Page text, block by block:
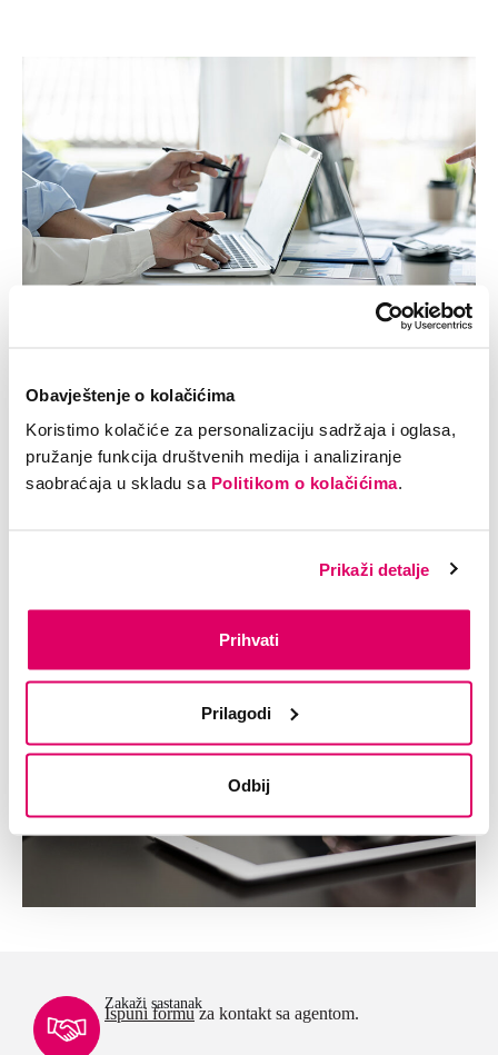
Obavještenje o kolačićima
Koristimo kolačiće za personalizaciju sadržaja i oglasa,
pružanje funkcija društvenih medija i analiziranje
saobraćaja u skladu sa Politikom o kolačićima.
Prikaži detalje
Prihvati
Prilagodi
Odbij
Zakaži sastanak
Ispuni formuza kontakt sa agentom.